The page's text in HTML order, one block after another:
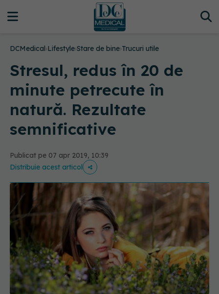
DCMedical›Lifestyle›Stare de bine›Trucuri utile
Stresul, redus în 20 de
minute petrecute în
natură. Rezultate
semnificative
Publicat pe 07 apr 2019, 10:39
Distribuie acest articol